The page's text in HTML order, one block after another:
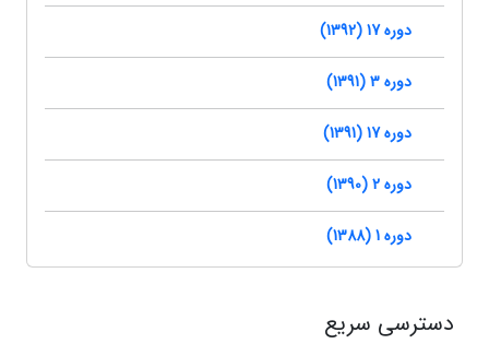
دوره 17 (1392)
دوره 3 (1391)
دوره 17 (1391)
دوره 2 (1390)
دوره 1 (1388)
دسترسی سریع